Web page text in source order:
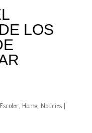
LOS
, Home, Noticias|